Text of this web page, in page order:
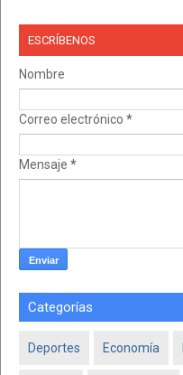
ESCRÍBENOS
Nombre
Correo electrónico *
Mensaje *
Categorías
Deportes Economía